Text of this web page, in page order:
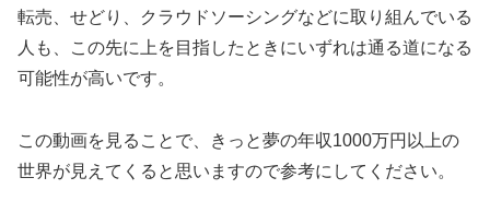
転売、せどり、クラウドソーシングなどに取り組んでいる
人も、この先に上を目指したときにいずれは通る道になる
可能性が高いです。
この動画を見ることで、きっと夢の年収1000万円以上の
世界が見えてくると思いますので参考にしてください。